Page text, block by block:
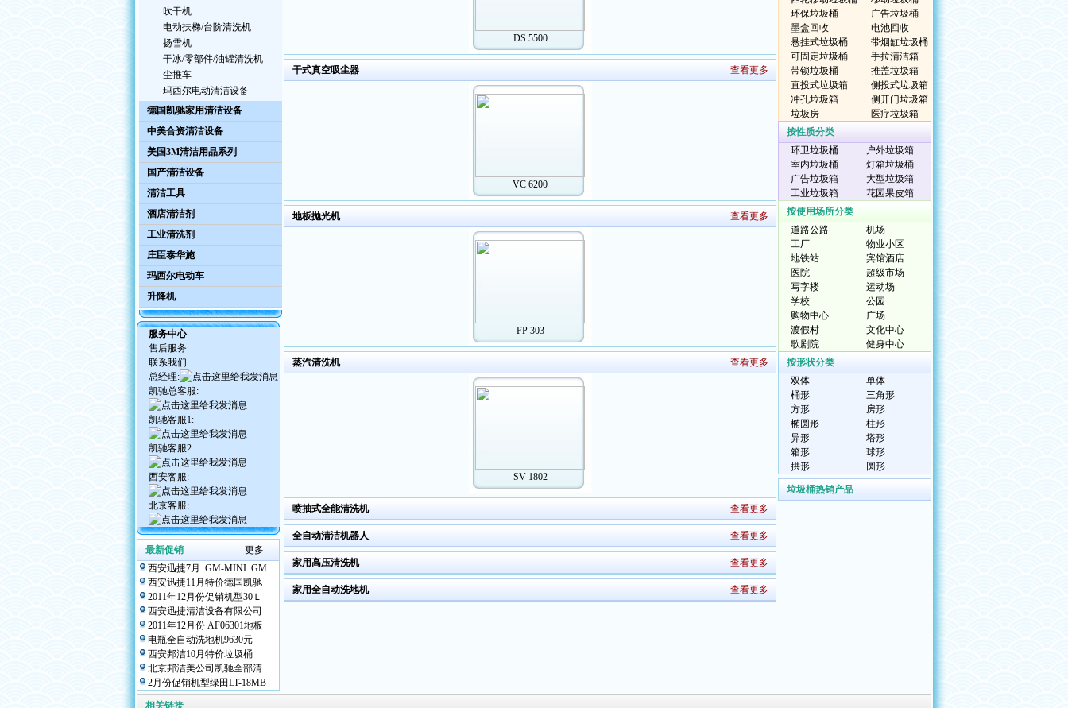
吹干机
电动扶梯/台阶清洗机
扬雪机
干冰/零部件/油罐清洗机
尘推车
玛西尔电动清洁设备
德国凯驰家用清洁设备
中美合资清洁设备
美国3M清洁用品系列
国产清洁设备
清洁工具
酒店清洁剂
工业清洗剂
庄臣泰华施
玛西尔电动车
升降机
服务中心
售后服务
联系我们
总经理:
凯驰总客服:
凯驰客服1:
凯驰客服2:
西安客服:
北京客服:
最新促销
更多
西安迅捷7月 GM-MINI GM
西安迅捷11月特价德国凯驰
2011年12月份促销机型30Ｌ
西安迅捷清洁设备有限公司
2011年12月份 AF06301地板
电瓶全自动洗地机9630元
西安邦洁10月特价垃圾桶
北京邦洁美公司凯驰全部清
2月份促销机型绿田LT-18MB
DS 5500
干式真空吸尘器 查看更多
VC 6200
地板抛光机 查看更多
FP 303
蒸汽清洗机 查看更多
SV 1802
喷抽式全能清洗机 查看更多
全自动清洁机器人 查看更多
家用高压清洗机 查看更多
家用全自动洗地机 查看更多
环保垃圾桶
广告垃圾桶
墨盒回收
电池回收
悬挂式垃圾桶
带烟缸垃圾桶
可固定垃圾桶
手拉清洁箱
带锁垃圾桶
推盖垃圾箱
直投式垃圾箱
侧投式垃圾箱
冲孔垃圾箱
侧开门垃圾箱
垃圾房
医疗垃圾箱
按性质分类
环卫垃圾桶
户外垃圾箱
室内垃圾桶
灯箱垃圾桶
广告垃圾箱
大型垃圾箱
工业垃圾箱
花园果皮箱
按使用场所分类
道路公路
机场
工厂
物业小区
地铁站
宾馆酒店
医院
超级市场
写字楼
运动场
学校
公园
购物中心
广场
渡假村
文化中心
歌剧院
健身中心
按形状分类
双体
单体
桶形
三角形
方形
房形
椭圆形
柱形
异形
塔形
箱形
球形
拱形
圆形
垃圾桶热销产品
相关链接